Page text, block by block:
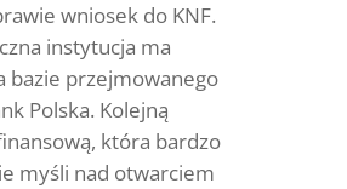
wniosek do KNF.
instytucja ma
bazie przejmowanego
Polska. Kolejną
która bardzo
myśli nad otwarciem